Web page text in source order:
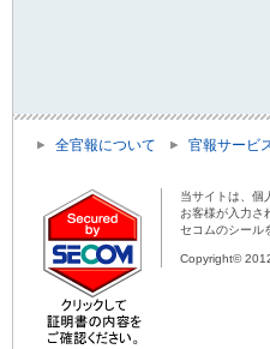
全官報について 官報サービ
当サイトは、個
お客様が入力さ
セコムのシール
Copyright©